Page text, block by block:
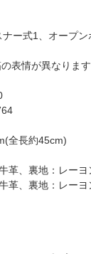
ー式1、オープン
表情が異なりま
全長約45cm)
革、裏地：レーヨ
革、裏地：レーヨ